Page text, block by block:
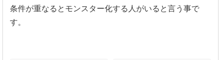
条件が重なるとモンスター化する人がいると言う事で
す。